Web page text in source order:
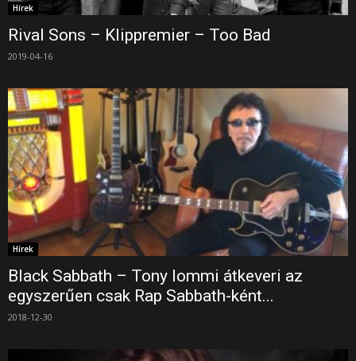
Hírek
Rival Sons – Klippremier – Too Bad
2019-04-16
Hírek
Black Sabbath – Tony Iommi átkeveri az
egyszerűen csak Rap Sabbath-ként...
2018-12-30